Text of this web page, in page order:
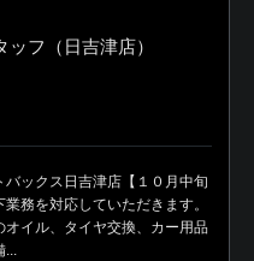
ッフ（日吉津店）
バックス日吉津店【１０月中旬
務を対応していただきます。
オイル、タイヤ交換、カー用品
...